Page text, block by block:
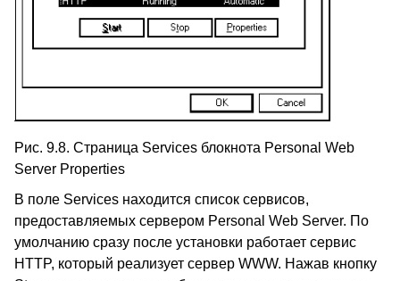
Рис. 9.8. Страница Services блокнота Personal Web
Server Properties
В поле Services находится список сервисов,
предоставляемых сервером Personal Web Server. По
умолчанию сразу после установки работает сервис
HTTP, который реализует сервер WWW. Нажав кнопку